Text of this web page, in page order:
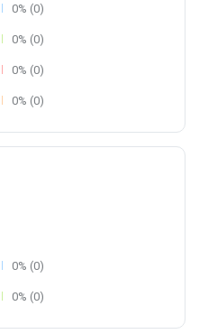
0% (0)
0% (0)
0% (0)
0% (0)
0% (0)
0% (0)